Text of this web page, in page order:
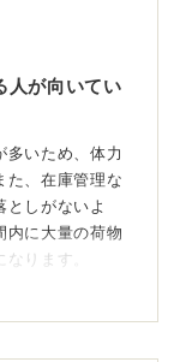
人が向いてい
多いため、体力
た、在庫管理な
としがないよ
内に大量の荷物
ります。
手な人には少し